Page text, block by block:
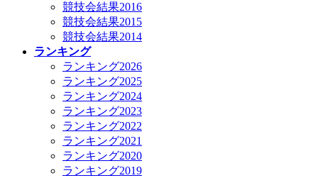
競技会結果2016
競技会結果2015
競技会結果2014
ランキング
ランキング2026
ランキング2025
ランキング2024
ランキング2023
ランキング2022
ランキング2021
ランキング2020
ランキング2019